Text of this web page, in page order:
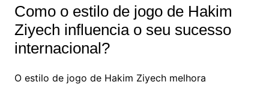
Como o estilo de jogo de Hakim
Ziyech influencia o seu sucesso
internacional?
O estilo de jogo de Hakim Ziyech melhora